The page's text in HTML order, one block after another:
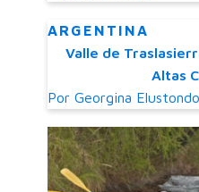
ARGENTINA
Valle de
Altas
Por Georgina Elustondo